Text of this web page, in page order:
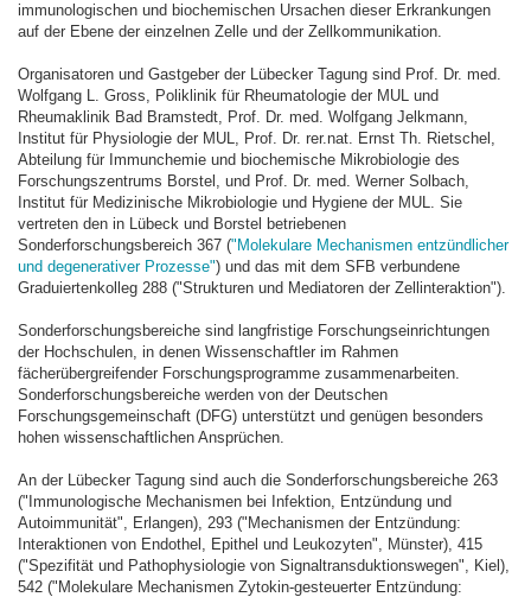
immunologischen und biochemischen Ursachen dieser Erkrankungen
auf der Ebene der einzelnen Zelle und der Zellkommunikation.
Organisatoren und Gastgeber der Lübecker Tagung sind Prof. Dr. med.
Wolfgang L. Gross, Poliklinik für Rheumatologie der MUL und
Rheumaklinik Bad Bramstedt, Prof. Dr. med. Wolfgang Jelkmann,
Institut für Physiologie der MUL, Prof. Dr. rer.nat. Ernst Th. Rietschel,
Abteilung für Immunchemie und biochemische Mikrobiologie des
Forschungszentrums Borstel, und Prof. Dr. med. Werner Solbach,
Institut für Medizinische Mikrobiologie und Hygiene der MUL. Sie
vertreten den in Lübeck und Borstel betriebenen
Sonderforschungsbereich 367 ("Molekulare Mechanismen entzündlicher
und degenerativer Prozesse") und das mit dem SFB verbundene
Graduiertenkolleg 288 ("Strukturen und Mediatoren der Zellinteraktion").
Sonderforschungsbereiche sind langfristige Forschungseinrichtungen
der Hochschulen, in denen Wissenschaftler im Rahmen
fächerübergreifender Forschungsprogramme zusammenarbeiten.
Sonderforschungsbereiche werden von der Deutschen
Forschungsgemeinschaft (DFG) unterstützt und genügen besonders
hohen wissenschaftlichen Ansprüchen.
An der Lübecker Tagung sind auch die Sonderforschungsbereiche 263
("Immunologische Mechanismen bei Infektion, Entzündung und
Autoimmunität", Erlangen), 293 ("Mechanismen der Entzündung:
Interaktionen von Endothel, Epithel und Leukozyten", Münster), 415
("Spezifität und Pathophysiologie von Signaltransduktionswegen", Kiel),
542 ("Molekulare Mechanismen Zytokin-gesteuerter Entzündung: